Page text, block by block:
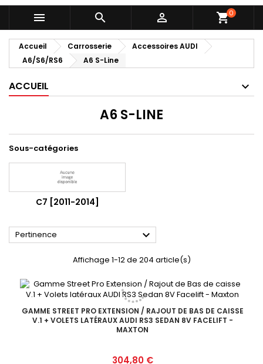
   shopping_cart0
Accueil Carrosserie
Accessoires AUDI
A6/S6/RS6
A6 S-Line
ACCUEIL
A6 S-LINE
Sous-catégories
C7 [2011-2014]
Pertinence 
Affichage 1-12 de 204 article(s)
GAMME STREET PRO EXTENSION / RAJOUT DE BAS DE CAISSE
V.1 + VOLETS LATÉRAUX AUDI RS3 SEDAN 8V FACELIFT -
MAXTON
Prix
304,80 €